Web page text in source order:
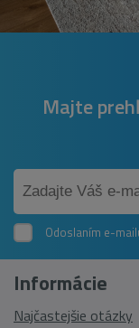
Majte
Odoslaním e-
Informácie
Najčastejšie otázky